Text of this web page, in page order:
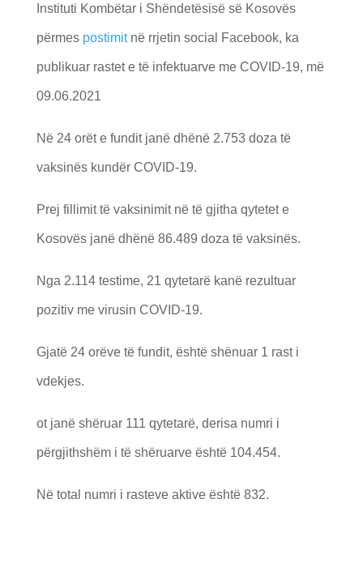
Instituti Kombëtar i Shëndetësisë së Kosovës
përmes postimitnë rrjetin social Facebook, ka
publikuar rastet e të infektuarve me COVID-19, më
09.06.2021
Në 24 orët e fundit janë dhënë 2.753 doza të
vaksinës kundër COVID-19.
Prej fillimit të vaksinimit në të gjitha qytetet e
Kosovës janë dhënë 86.489 doza të vaksinës.
Nga 2.114 testime, 21 qytetarë kanë rezultuar
pozitiv me virusin COVID-19.
Gjatë 24 orëve të fundit, është shënuar 1 rast i
vdekjes.
ot janë shëruar 111 qytetarë, derisa numri i
përgjithshëm i të shëruarve është 104.454.
Në total numri i rasteve aktive është 832.